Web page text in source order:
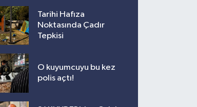
Tarihi Hafıza
Noktasında Çadır
Tepkisi
O kuyumcuyu bu kez
polis açtı!